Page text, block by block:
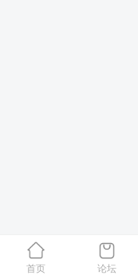
首页 论坛